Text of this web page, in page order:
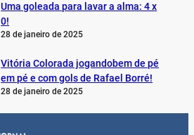
Uma goleada para lavar a alma: 4 x
0!
28 de janeiro de 2025
Vitória Colorada jogandobem de pé
em pé e com gols de Rafael Borré!
28 de janeiro de 2025